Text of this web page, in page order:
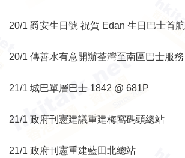
20/1 爵安生日號 祝賀 Edan 生日巴士首航
20/1 傳善水有意開辦荃灣至南區巴士服務
21/1 城巴單層巴士 1842 @ 681P
21/1 政府刊憲建議重建梅窩碼頭總站
21/1 政府刊憲重建藍田北總站